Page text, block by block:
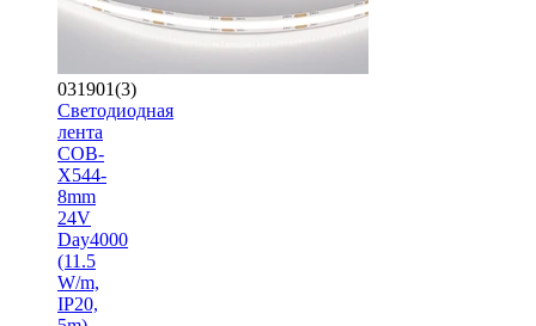
031901(3)
Светодиодная
лента
COB-
X544-
8mm
24V
Day4000
(11.5
W/m,
IP20,